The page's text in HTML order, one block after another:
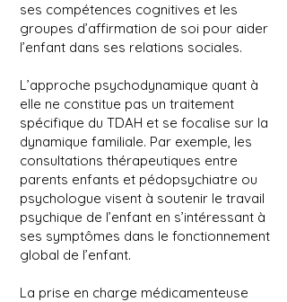
ses compétences cognitives et les
groupes d’affirmation de soi pour aider
l’enfant dans ses relations sociales.
L’approche psychodynamique quant à
elle ne constitue pas un traitement
spécifique du TDAH et se focalise sur la
dynamique familiale. Par exemple, les
consultations thérapeutiques entre
parents enfants et pédopsychiatre ou
psychologue visent à soutenir le travail
psychique de l’enfant en s’intéressant à
ses symptômes dans le fonctionnement
global de l’enfant.
La prise en charge médicamenteuse